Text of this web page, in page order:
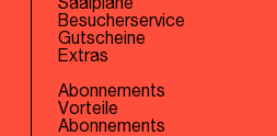
Besucherservice
Gutscheine
Extras
Abonnements
Vorteile
Abonnements